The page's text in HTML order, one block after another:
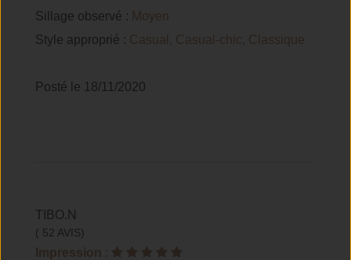
Sillage observé : Moyen
Style approprié : Casual, Casual-chic, Classique
Posté le 18/11/2020
TIBO.N
( 52 AVIS)
Impression :